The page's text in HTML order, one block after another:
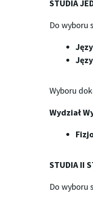
STUDIA
Do wyboru
Wyboru
Wydział
STUDIA II
Do wyboru